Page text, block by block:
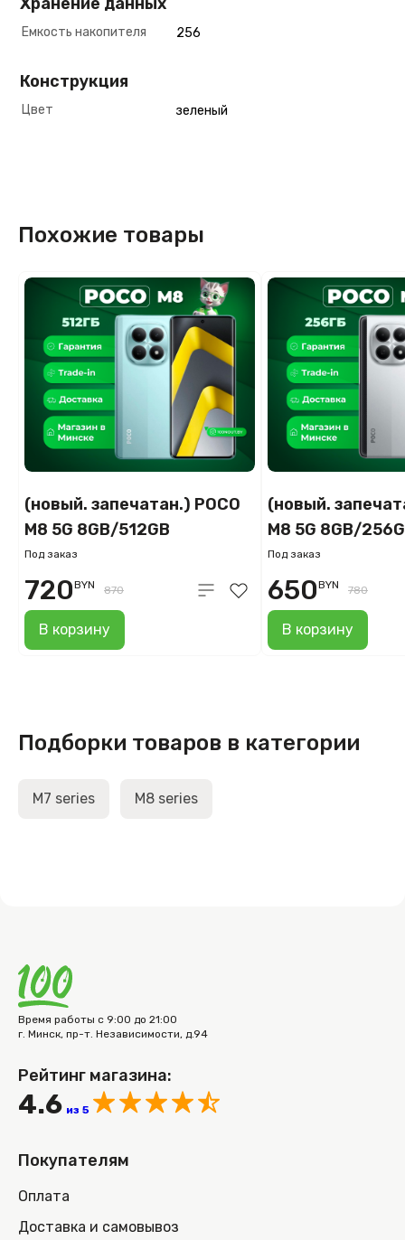
Емкость накопителя 256
Конструкция
Цвет зеленый
Похожие товары
(новый. запечатан.) POCO
M8 5G 8GB/512GB
международная версия
(зеленый)
Под заказ
В корзину
720BYN 870
(новый.
M8 5G 8GB/
международная
(серебристый)
Под заказ
В корзину
650BYN 780
Подборки товаров в категории
M7 series M8 series
Время работы с 9:00 до 21:00
г. Минск, пр-т. Независимости, д.94
Рейтинг магазина:
4.6 из 5
Покупателям
Оплата
Доставка и самовывоз